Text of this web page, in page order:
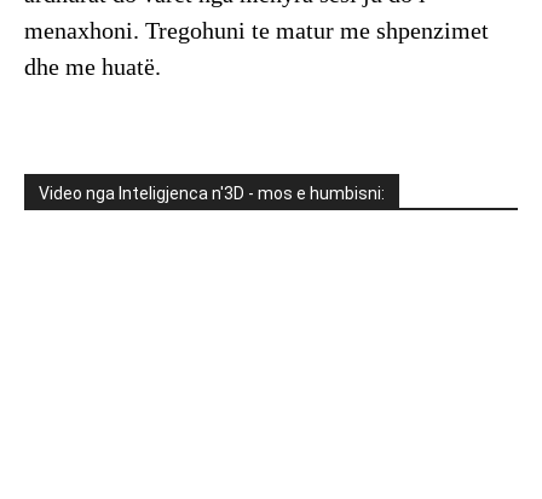
menaxhoni. Tregohuni te matur me shpenzimet
dhe me huatë.
Video nga Inteligjenca n'3D - mos e humbisni: